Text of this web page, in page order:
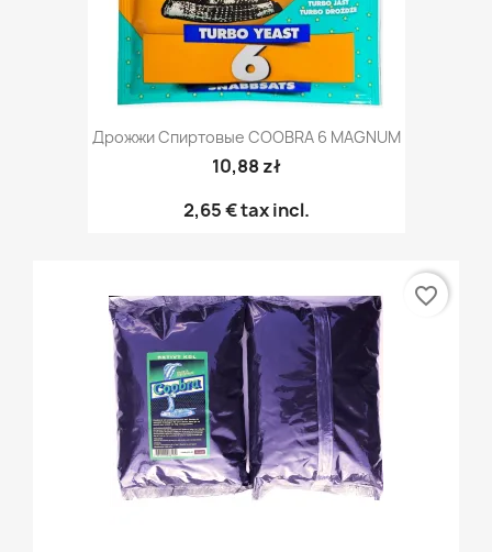
Дрожжи Спиртовые COOBRA 6 MAGNUM
10,88 zł
2,65 €tax incl.
favorite_border